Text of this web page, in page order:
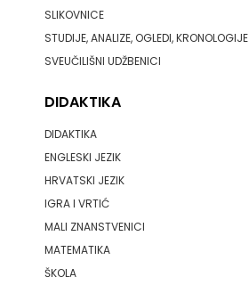
SLIKOVNICE
STUDIJE, ANALIZE, OGLEDI, KRONOLOGIJE
SVEUČILIŠNI UDŽBENICI
DIDAKTIKA
DIDAKTIKA
ENGLESKI JEZIK
HRVATSKI JEZIK
IGRA I VRTIĆ
MALI ZNANSTVENICI
MATEMATIKA
ŠKOLA